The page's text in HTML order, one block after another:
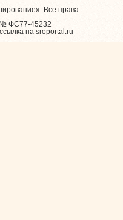
Все права
№ ФС77-45232
на sroportal.ru